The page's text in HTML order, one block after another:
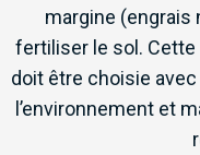
margine (engrais
fertiliser le sol.
doit être choisie
l’environnement et